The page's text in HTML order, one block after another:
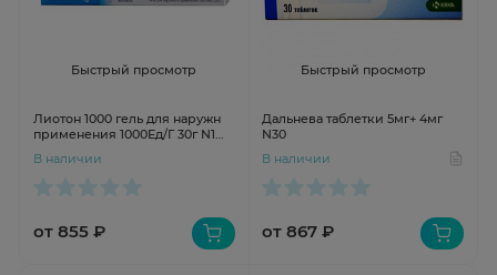
Быстрый просмотр
Лиотон 1000 гель для наружн
применения 1000Ед/Г 30г N1
В наличии
от 855 ₽
Быстрый просмотр
Дальнева таблетки 5мг+ 4мг
N30
В наличии
от 867 ₽